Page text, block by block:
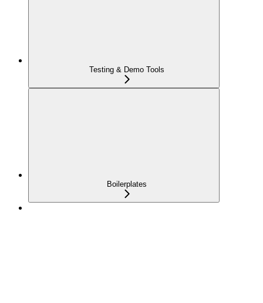
Testing & Demo Tools
Boilerplates